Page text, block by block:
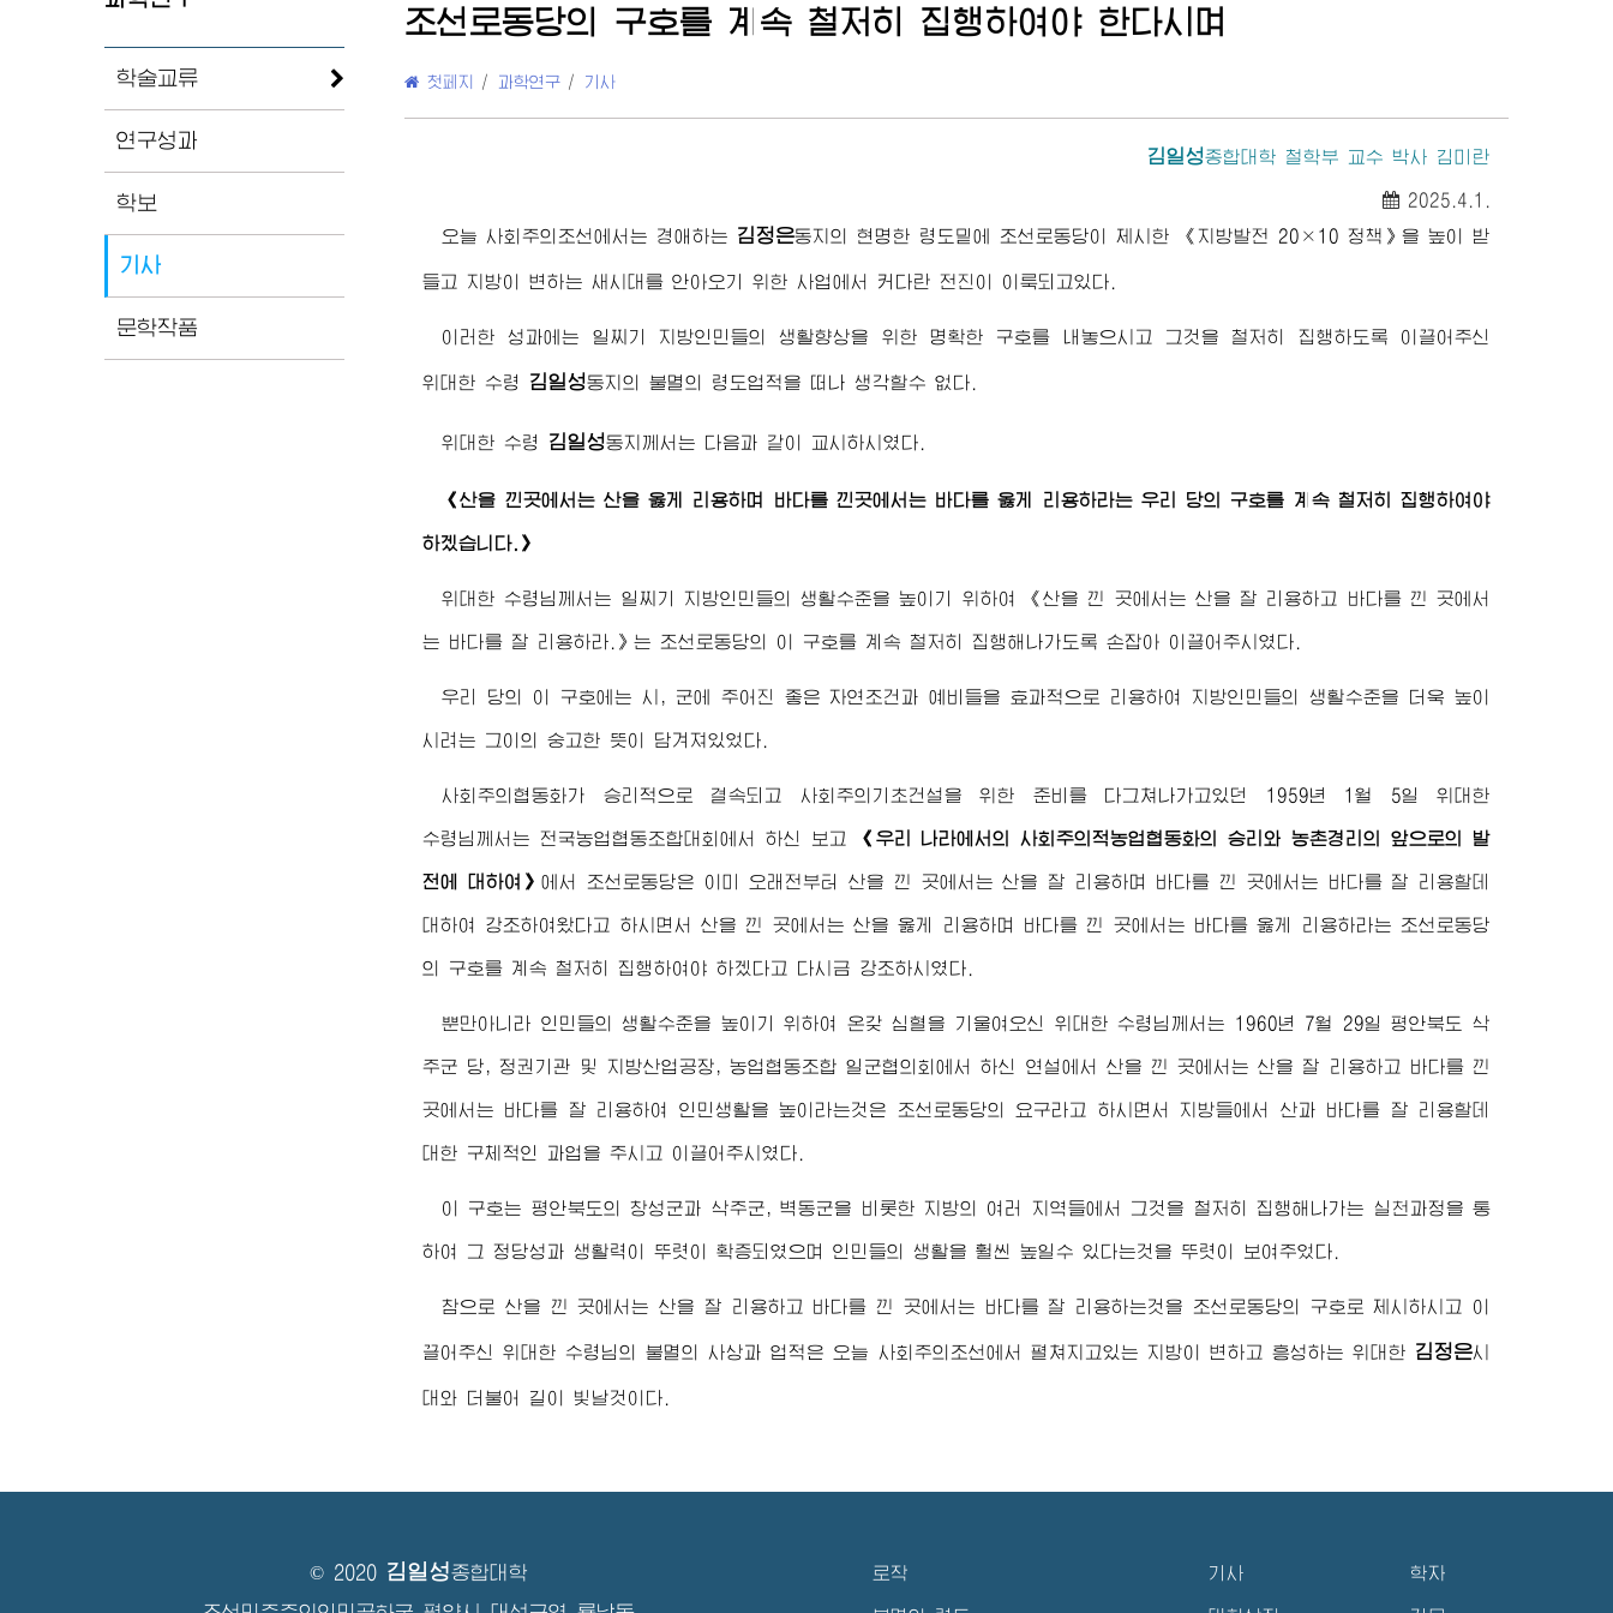
학술교류
연구성과
학보
기사
문학작품
조선로동당의 구호를 계속 철저히 집행하여야 한다시며
첫페지 / 과학연구 / 기사
김일성종합대학 철학부 교수 박사 김미란
2025.4.1.
오늘 사회주의조선에서는 경애하는 김정은동지의 현명한 령도밑에 조선로동당이 제시한 《지방발전 20×10 정책》을 높이 받
들고 지방이 변하는 새시대를 안아오기 위한 사업에서 커다란 전진이 이룩되고있다.
이러한 성과에는 일찌기 지방인민들의 생활향상을 위한 명확한 구호를 내놓으시고 그것을 철저히 집행하도록 이끌어주신
위대한 수령 김일성동지 의 불멸의 령도업적을 떠나 생각할수 없다.
위대한 수령 김일성동지께서 는 다음과 같이 교시하시였다.
《산을 낀곳에서는 산을 옳게 리용하며 바다를 낀곳에서는 바다를 옳게 리용하라는 우리 당의 구호를 계속 철저히 집행하여야
하겠습니다.》
위대한 수령님께서는 일찌기 지방인민들의 생활수준을 높이기 위하여 《산을 낀 곳에서는 산을 잘 리용하고 바다를 낀 곳에서
는 바다를 잘 리용하라.》는 조선로동당의 이 구호를 계속 철저히 집행해나가도록 손잡아 이끌어주시였다.
우리 당의 이 구호에는 시, 군에 주어진 좋은 자연조건과 예비들을 효과적으로 리용하여 지방인민들의 생활수준을 더욱 높이
시려는 그이의 숭고한 뜻이 담겨져있었다.
사회주의협동화가 승리적으로 결속되고 사회주의기초건설을 위한 준비를 다그쳐나가고있던 1959년 1월 5일 위대한
수령님께서 는 전국농업협동조합대회에서 하신 보고 《우리 나라에서의 사회주의적농업협동화의 승리와 농촌경리의 앞으로의 발
전에 대하여》에서 조선로동당은 이미 오래전부터 산을 낀 곳에서는 산을 잘 리용하며 바다를 낀 곳에서는 바다를 잘 리용할데
대하여 강조하여왔다고 하시면서 산을 낀 곳에서는 산을 옳게 리용하며 바다를 낀 곳에서는 바다를 옳게 리용하라는 조선로동당
의 구호를 계속 철저히 집행하여야 하겠다고 다시금 강조하시였다.
뿐만아니라 인민들의 생활수준을 높이기 위하여 온갖 심혈을 기울여오신 위대한 수령님께서는 1960년 7월 29일 평안북도 삭
주군 당, 정권기관 및 지방산업공장, 농업협동조합 일군협의회에서 하신 연설에서 산을 낀 곳에서는 산을 잘 리용하고 바다를 낀
곳에서는 바다를 잘 리용하여 인민생활을 높이라는것은 조선로동당의 요구라고 하시면서 지방들에서 산과 바다를 잘 리용할데
대한 구체적인 과업을 주시고 이끌어주시였다.
이 구호는 평안북도의 창성군과 삭주군, 벽동군을 비롯한 지방의 여러 지역들에서 그것을 철저히 집행해나가는 실천과정을 통
하여 그 정당성과 생활력이 뚜렷이 확증되였으며 인민들의 생활을 훨씬 높일수 있다는것을 뚜렷이 보여주었다.
참으로 산을 낀 곳에서는 산을 잘 리용하고 바다를 낀 곳에서는 바다를 잘 리용하는것을 조선로동당의 구호로 제시하시고 이
끌어주신위대한 수령님의 불멸의 사상과 업적은 오늘 사회주의조선에서 펼쳐지고있는 지방이 변하고 흥성하는 위대한 김정은시
대와 더불어 길이 빛날것이다.
© 2020 김일성종합대학
로작 기사 학자